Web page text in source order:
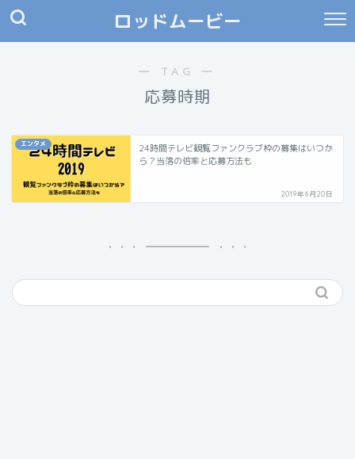
ロッドムービー
― TAG ―
応募時期
エンタメ
24時間テレビ観覧ファンクラブ枠の募集はいつか
ら？当落の倍率と応募方法も
2019年6月20日